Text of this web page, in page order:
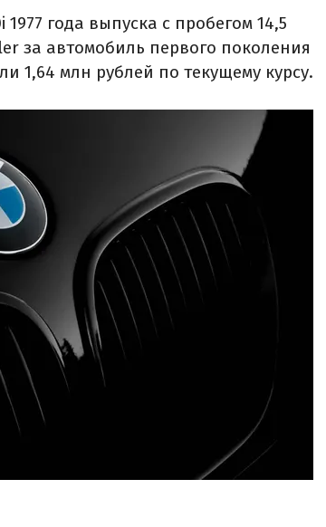
года выпуска с пробегом 14,5
за автомобиль первого поколения
1,64 млн рублей по текущему курсу.